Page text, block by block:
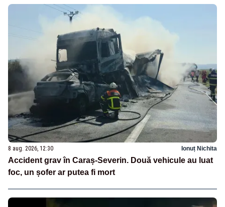
8 aug. 2026, 12:30 Ionuț Nichita
Accident grav în Caraș-Severin. Două vehicule au luat
foc, un șofer ar putea fi mort